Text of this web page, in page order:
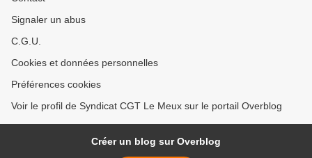
Signaler un abus
C.G.U.
Cookies et données personnelles
Préférences cookies
Voir le profil de Syndicat CGT Le Meux sur le portail Overblog
Créer un blog sur Overblog